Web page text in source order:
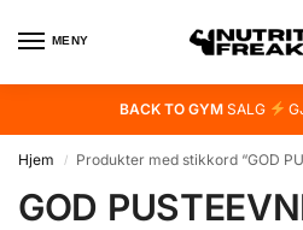
MENY
BACK TO GYMSALG
Hjem / Produkter med stikkord “GOD
GOD